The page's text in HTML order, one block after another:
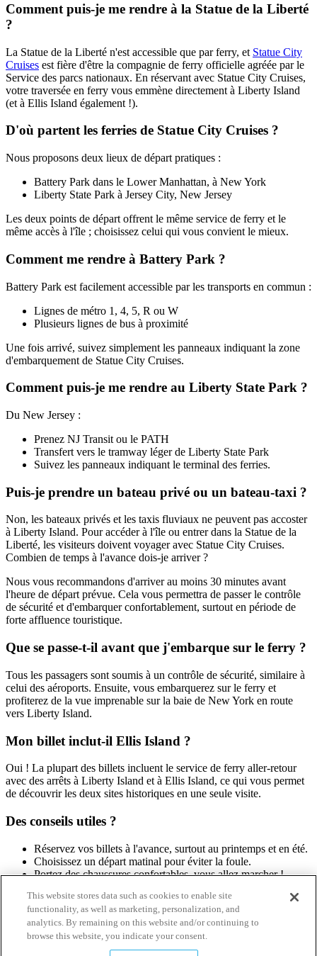
Comment puis-je me rendre à la Statue de la Liberté
?
La Statue de la Liberté n'est accessible que par ferry, et Statue City
Cruises est fière d'être la compagnie de ferry officielle agréée par le
Service des parcs nationaux. En réservant avec Statue City Cruises,
votre traversée en ferry vous emmène directement à Liberty Island
(et à Ellis Island également !).
D'où partent les ferries de Statue City Cruises ?
Nous proposons deux lieux de départ pratiques :
Battery Park dans le Lower Manhattan, à New York
Liberty State Park à Jersey City, New Jersey
Les deux points de départ offrent le même service de ferry et le
même accès à l'île ; choisissez celui qui vous convient le mieux.
Comment me rendre à Battery Park ?
Battery Park est facilement accessible par les transports en commun :
Lignes de métro 1, 4, 5, R ou W
Plusieurs lignes de bus à proximité
Une fois arrivé, suivez simplement les panneaux indiquant la zone
d'embarquement de Statue City Cruises.
Comment puis-je me rendre au Liberty State Park ?
Du New Jersey :
Prenez NJ Transit ou le PATH
Transfert vers le tramway léger de Liberty State Park
Suivez les panneaux indiquant le terminal des ferries.
Puis-je prendre un bateau privé ou un bateau-taxi ?
Non, les bateaux privés et les taxis fluviaux ne peuvent pas accoster
à Liberty Island. Pour accéder à l'île ou entrer dans la Statue de la
Liberté, les visiteurs doivent voyager avec Statue City Cruises.
Combien de temps à l'avance dois-je arriver ?
Nous vous recommandons d'arriver au moins 30 minutes avant
l'heure de départ prévue. Cela vous permettra de passer le contrôle
de sécurité et d'embarquer confortablement, surtout en période de
forte affluence touristique.
Que se passe-t-il avant que j'embarque sur le ferry ?
Tous les passagers sont soumis à un contrôle de sécurité, similaire à
celui des aéroports. Ensuite, vous embarquerez sur le ferry et
profiterez de la vue imprenable sur la baie de New York en route
vers Liberty Island.
Mon billet inclut-il Ellis Island ?
Oui ! La plupart des billets incluent le service de ferry aller-retour
avec des arrêts à Liberty Island et à Ellis Island, ce qui vous permet
de découvrir les deux sites historiques en une seule visite.
Des conseils utiles ?
Réservez vos billets à l'avance, surtout au printemps et en été.
Choisissez un départ matinal pour éviter la foule.
Portez des chaussures confortables, vous allez marcher !
Date de publication originale : 24 mai 2023
This website stores data such as cookies to enable site
functionality, as well as marketing, personalization, and
analytics. By remaining on this website and/or continuing to
browse this website, you indicate your consent.